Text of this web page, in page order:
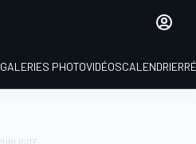
GALERIES PHOTOVIDÉOSCALENDRIER